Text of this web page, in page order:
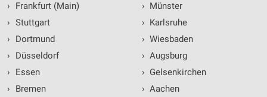
›
Frankfurt (Main)
› Stuttgart
›
Dortmund
›
Düsseldorf
›
Essen
›
Bremen
› Münster
› Karlsruhe
› Wiesbaden
› Augsburg
› Gelsenkirchen
› Aachen
Inhalten
IAB-Besonderheiten:
Verwendung genauer Standortdaten
Geräte anhand von aktiv angeforderten